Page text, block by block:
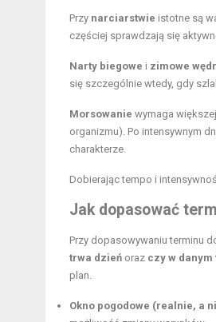
Przy narciarstwie istotne są
częściej sprawdzają się
Narty biegowe i zimowe
się szczególnie wtedy, gdy
Morsowanie wymaga
organizmu). Po intensywnym
charakterze.
Dobierając tempo i
Jak dopasować
Przy dopasowywaniu terminu
trwa dzień oraz czy w
plan.
Okno pogodowe (realnie, a